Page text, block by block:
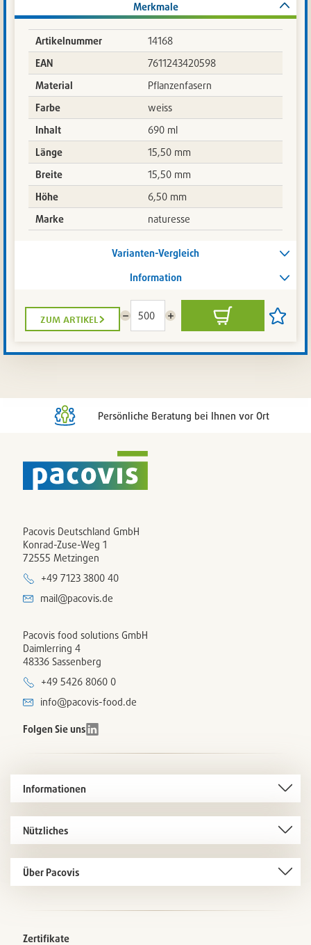
Merkmale
Artikelnummer
14168
EAN
7611243420598
Material
Pflanzenfasern
Farbe
weiss
Inhalt
690 ml
Länge
15,50 mm
Breite
15,50 mm
Höhe
6,50 mm
Marke
naturesse
Varianten-Vergleich
Information
zum artikel
Menge
reduzieren
Menge
erhöhen
In
den
Artikel
Persönliche Beratung bei Ihnen vor Ort
Pacovis Deutschland GmbH
Konrad-Zuse-Weg 1
72555 Metzingen
+49 7123 3800 40
mail@pacovis.de
Pacovis food solutions GmbH
Daimlerring 4
48336 Sassenberg
+49 5426 8060 0
info@pacovis-food.de
Folgen Sie uns
Informationen
Nützliches
Über Pacovis
Zertifikate